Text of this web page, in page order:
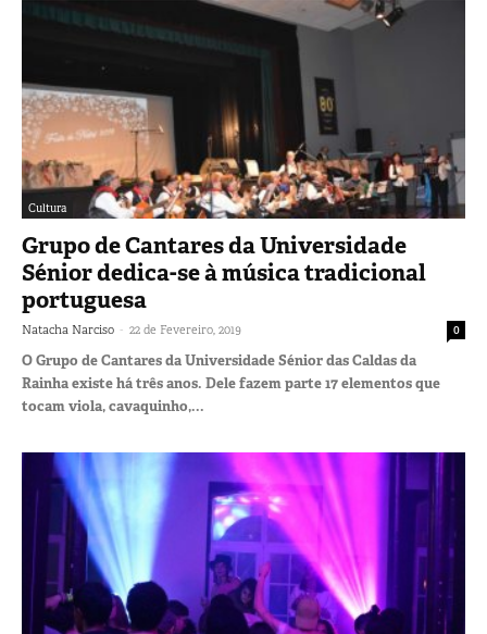
Cultura
Grupo de Cantares da Universidade
Sénior dedica-se à música tradicional
portuguesa
Natacha Narciso - 22 de Fevereiro, 2019 0
O Grupo de Cantares da Universidade Sénior das Caldas da
Rainha existe há três anos. Dele fazem parte 17 elementos que
tocam viola, cavaquinho,...